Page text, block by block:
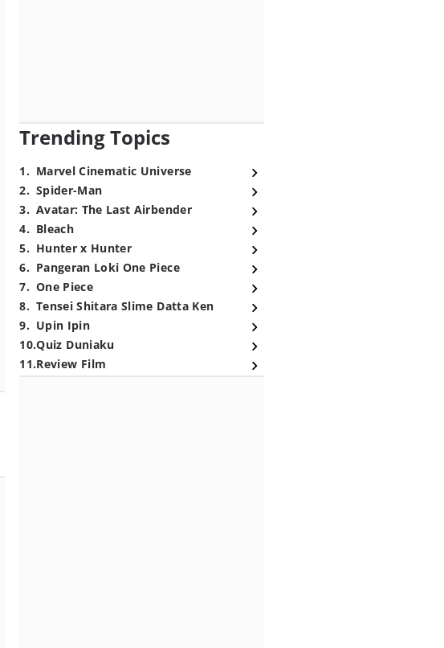
Trending Topics
1. Marvel Cinematic Universe
2. Spider-Man
3. Avatar: The Last Airbender
4. Bleach
5. Hunter x Hunter
6. Pangeran Loki One Piece
7. One Piece
8. Tensei Shitara Slime Datta Ken
9. Upin Ipin
10.Quiz Duniaku
11.Review Film